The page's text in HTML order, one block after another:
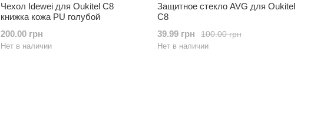
Чехол Idewei для Oukitel C8
книжка кожа PU голубой
200.00 грн
Нет в наличии
Защитное стекло AVG для Oukitel
C8
100.00 грн
39.99 грн
Нет в наличии